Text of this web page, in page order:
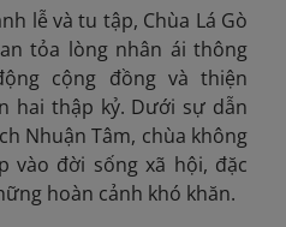
lễ và tu tập, Chùa Lá Gò
tỏa lòng nhân ái thông
cộng đồng và thiện
hai thập kỷ. Dưới sự dẫn
Nhuận Tâm, chùa không
vào đời sống xã hội, đặc
hoàn cảnh khó khăn.